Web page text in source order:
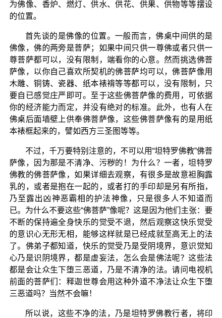
为佛像、香炉、燃灯、供水、供花、供果、供物等等摆设
的位置。
首先谈的是佛像的位置。一般而言，佛桌中间供的是
佛像，佛的两旁是菩萨；如果中间只供一尊佛或者只供一
尊菩萨都可以，没有限制，端看你的心意。然而挑选佛菩
萨像，以你自己喜欢所契机的佛菩萨均可以，佛菩萨像用
木雕、铜铸、瓷器、纸本裱褙等等都可以，没有限制，只
要自已感觉庄严即可。至于这些佛菩萨像的费用，可依据
你的经济能力而定，并没有绝对的标准。此外，也有人在
佛桌后面墙壁上供奉佛菩萨像，这些佛菩萨像有的是用纸
本裱框起来的，譬如西方三圣图等等。
不过，千万要特别注意的，不可以用“坦特罗佛教”佛菩
萨像，因为那是不清净、污秽的！为什么？一者，坦特罗
佛教的佛菩萨像，如果详细去观察，有很多是故意袒胸露
乳的，或者是抱在一起的，或者打的手印却是另有所指，
乃至露出凶神恶霸相的护法神像，只是很多人不知道而
已。为什么不要这些“佛菩萨”像呢？这是因为他们主张：要
不断的保持遍全身快乐的觉受不退，然后观察这快乐觉受
的意识心无形无相，能够这样就是已经成就至高无上的法
了。佛弟子都知道，快乐的觉受乃是受阴境界，意识觉知
心乃是识阴境界，都是虚妄法，怎么会是佛法呢？这些法
都是会让众生下堕三恶道，乃是不清净的法。请问电视机
前面的菩萨们：释迦世尊会用这种外道不净法让众生下堕
三恶道吗？当然不会嘛！
所以说，这些不净的法，乃是坦特罗佛教行者，将印